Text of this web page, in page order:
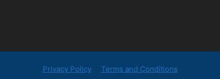
Privacy Policy Terms and Conditions